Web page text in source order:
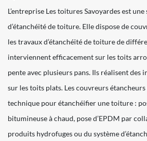
L’entreprise Les toitures Savoyardes est
d’étanchéité de toiture. Elle dispose de
les travaux d’étanchéité de toiture de
interviennent efficacement sur les toits
pente avec plusieurs pans. Ils réalisent des
sur les toits plats. Les couvreurs
technique pour étanchéifier une toiture :
bitumineuse à chaud, pose d’EPDM par
produits hydrofuges ou du système